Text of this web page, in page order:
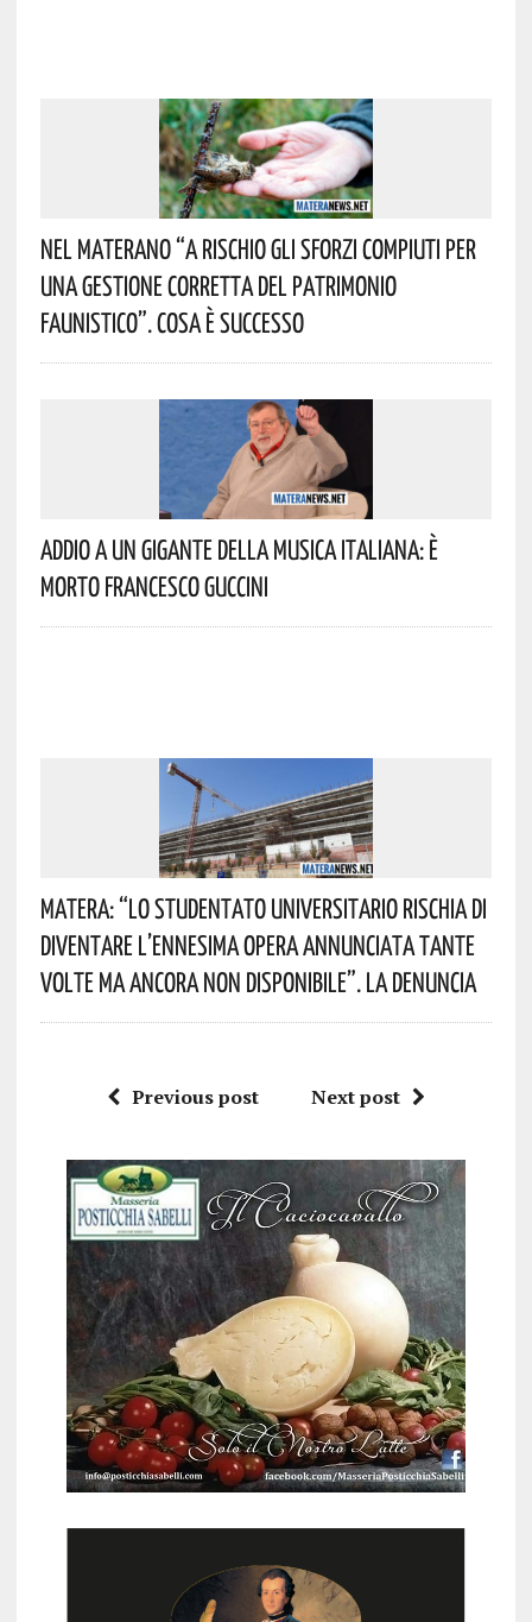
Nel Materano “a Rischio Gli Sforzi Compiuti Per
Una Gestione Corretta Del Patrimonio
Faunistico”. Cosa È Successo
Addio A Un Gigante Della Musica Italiana: È
Morto Francesco Guccini
Matera: “Lo Studentato Universitario Rischia Di
Diventare L’ennesima Opera Annunciata Tante
Volte Ma Ancora Non Disponibile”. La Denuncia
Previous post Next post